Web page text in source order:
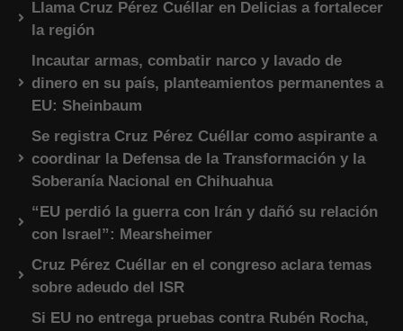
Llama Cruz Pérez Cuéllar en Delicias a fortalecer
la región
Incautar armas, combatir narco y lavado de
dinero en su país, planteamientos permanentes a
EU: Sheinbaum
Se registra Cruz Pérez Cuéllar como aspirante a
coordinar la Defensa de la Transformación y la
Soberanía Nacional en Chihuahua
“EU perdió la guerra con Irán y dañó su relación
con Israel”: Mearsheimer
Cruz Pérez Cuéllar en el congreso aclara temas
sobre adeudo del ISR
Si EU no entrega pruebas contra Rubén Rocha,